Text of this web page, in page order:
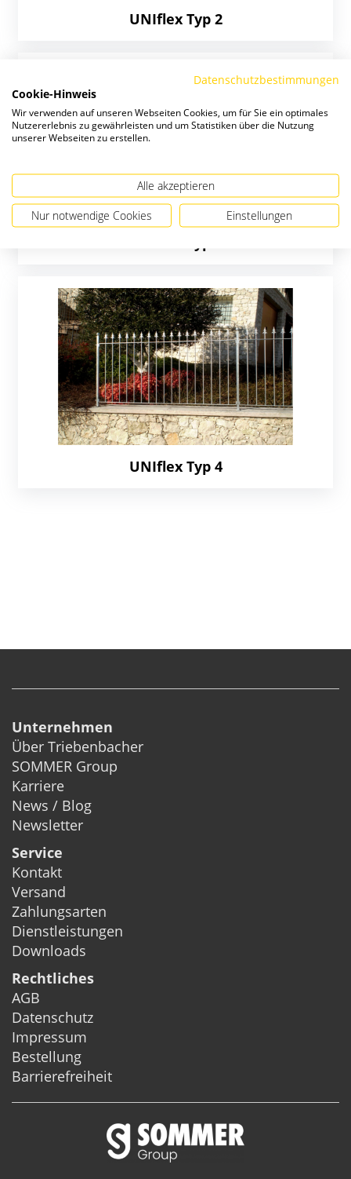
UNIflex Typ 2
UNIflex Typ 4
Unternehmen
Über Triebenbacher
SOMMER Group
Karriere
News / Blog
Newsletter
Service
Kontakt
Versand
Zahlungsarten
Dienstleistungen
Downloads
Rechtliches
AGB
Datenschutz
Impressum
Bestellung
Barrierefreiheit
Datenschutzbestimmungen
Cookie-Hinweis
Wir verwenden auf unseren Webseiten Cookies, um für Sie ein optimales
Nutzererlebnis zu gewährleisten und um Statistiken über die Nutzung
unserer Webseiten zu erstellen.
Alle akzeptieren
Nur notwendige Cookies Einstellungen